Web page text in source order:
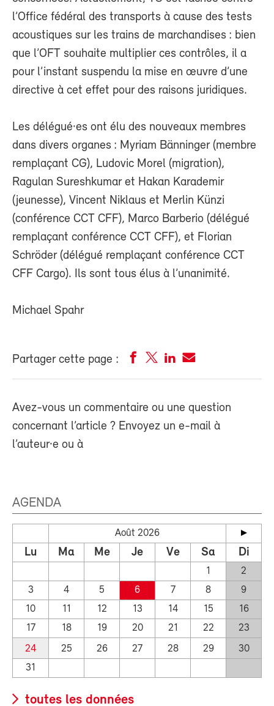
l’Office fédéral des transports à cause des tests
acoustiques sur les trains de marchandises : bien
que l’OFT souhaite multiplier ces contrôles, il a
pour l’instant suspendu la mise en œuvre d’une
directive à cet effet pour des raisons juridiques.
Les délégué·es ont élu des nouveaux membres
dans divers organes : Myriam Bänninger (membre
remplaçant CG), Ludovic Morel (migration),
Ragulan Sureshkumar et Hakan Karademir
(jeunesse), Vincent Niklaus et Merlin Künzi
(conférence CCT CFF), Marco Barberio (délégué
remplaçant conférence CCT CFF), et Florian
Schröder (délégué remplaçant conférence CCT
CFF Cargo). Ils sont tous élus à l’unanimité.
Michael Spahr
Partager cette page :
Avez-vous un commentaire ou une question
concernant l’article ? Envoyez un e-mail à
l’auteur·e ou à
AGENDA
Août 2026
Lu Ma Me Je Ve Sa Di
1
2
3
4 5 6 7 8
9
10
11 12 13 14 15
16
17
18 19 20 21 22
23
24
25 26 27 28 29
30
31
toutes les données